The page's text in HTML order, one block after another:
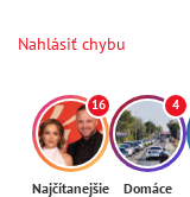
Nahlásiť chybu
16
Najčítanejšie
4
Domáce